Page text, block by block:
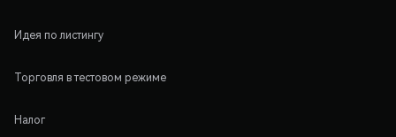
Идея по листингу
Торговля в тестовом режиме
Налог